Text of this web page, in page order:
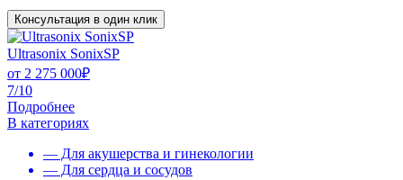
Консультация в один клик
Ultrasonix SonixSP
от 2 275 000₽
7/10
Подробнее
В категориях
— Для акушерства и гинекологии
— Для сердца и сосудов